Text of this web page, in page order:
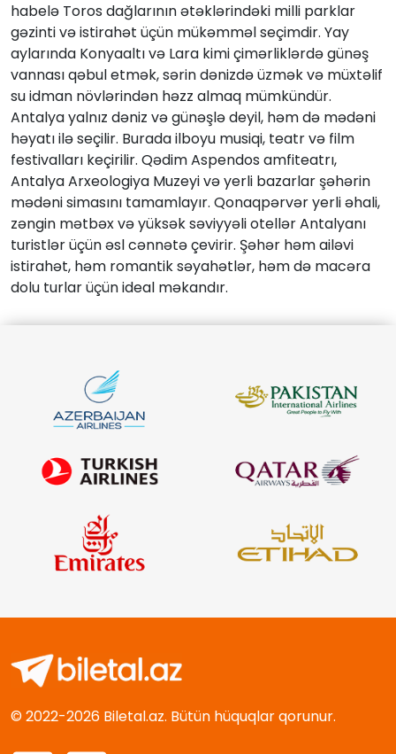
habelə Toros dağlarının ətəklərindəki milli parklar
gəzinti və istirahət üçün mükəmməl seçimdir. Yay
aylarında Konyaaltı və Lara kimi çimərliklərdə günəş
vannası qəbul etmək, sərin dənizdə üzmək və müxtəlif
su idman növlərindən həzz almaq mümkündür.
Antalya yalnız dəniz və günəşlə deyil, həm də mədəni
həyatı ilə seçilir. Burada ilboyu musiqi, teatr və film
festivalları keçirilir. Qədim Aspendos amfiteatrı,
Antalya Arxeologiya Muzeyi və yerli bazarlar şəhərin
mədəni simasını tamamlayır. Qonaqpərvər yerli əhali,
zəngin mətbəx və yüksək səviyyəli otellər Antalyanı
turistlər üçün əsl cənnətə çevirir. Şəhər həm ailəvi
istirahət, həm romantik səyahətlər, həm də macəra
dolu turlar üçün ideal məkandır.
© 2022-2026 Biletal.az. Bütün hüquqlar qorunur.